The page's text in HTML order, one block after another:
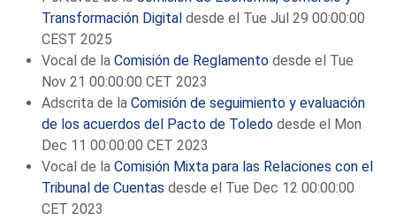
Transformación Digital desde el Tue Jul 29 00:00:00
CEST 2025
Vocal de laComisión de Reglamento desde el Tue
Nov 21 00:00:00 CET 2023
Adscrita de laComisión de seguimiento y evaluación
de los acuerdos del Pacto de Toledo desde el Mon
Dec 11 00:00:00 CET 2023
Vocal de laComisión Mixta para las Relaciones con el
Tribunal de Cuentas desde el Tue Dec 12 00:00:00
CET 2023